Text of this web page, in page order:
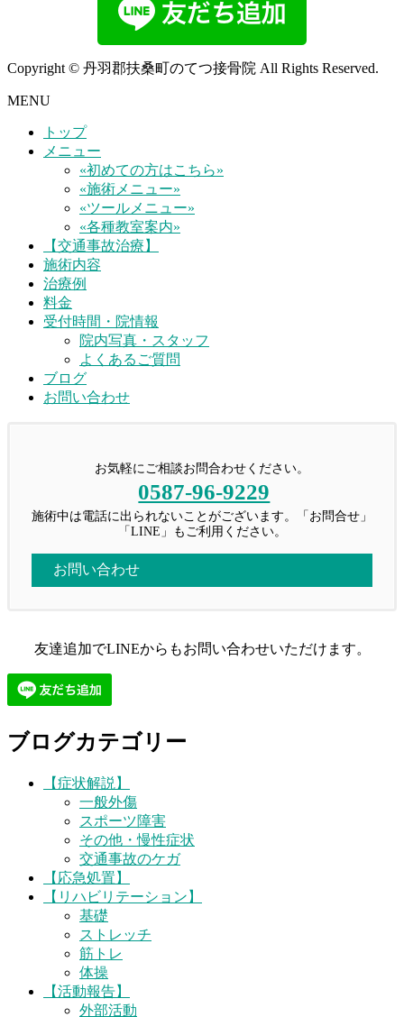
Copyright © 丹羽郡扶桑町のてつ接骨院 All Rights Reserved.
MENU
トップ
メニュー
«初めての方はこちら»
«施術メニュー»
«ツールメニュー»
«各種教室案内»
【交通事故治療】
施術内容
治療例
料金
受付時間・院情報
院内写真・スタッフ
よくあるご質問
ブログ
お問い合わせ
お気軽にご相談お問合わせください。
0587-96-9229
施術中は電話に出られないことがございます。「お問合せ」
「LINE」もご利用ください。
お問い合わせ
友達追加でLINEからもお問い合わせいただけます。
ブログカテゴリー
【症状解説】
一般外傷
スポーツ障害
その他・慢性症状
交通事故のケガ
【応急処置】
【リハビリテーション】
基礎
ストレッチ
筋トレ
体操
【活動報告】
外部活動